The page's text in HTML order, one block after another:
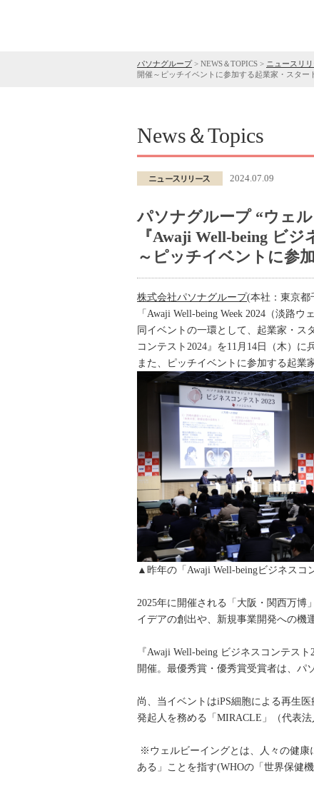
パソナグループ> NEWS＆TOPICS > ニュースリリ
開催～ピッチイベントに参加する起業家・スター
News＆Topics
2024.07.09
パソナグループ “ウェ
『Awaji Well-being ビ
～ピッチイベントに参
株式会社パソナグループ(本社：東京都
「Awaji Well-being Week 2024（淡路
同イベントの一環として、起業家・ス
コンテスト2024』を11月14日（木）に
また、ピッチイベントに参加する起業
▲昨年の「Awaji Well-beingビジネスコ
2025年に開催される「大阪・関西万博
イデアの創出や、新規事業開発への機
『Awaji Well-being ビジネスコンテス
開催。最優秀賞・優秀賞受賞者は、パ
尚、当イベントはiPS細胞による再生
発起人を務める「MIRACLE」（代表
※ウェルビーイングとは、人々の健康
ある」ことを指す(WHOの「世界保健